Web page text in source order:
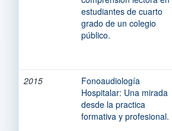
estudiantes de cuarto
grado de un colegio
público.
2015
Fonoaudiología
Hospitalar: Una mirada
desde la practica
formativa y profesional.